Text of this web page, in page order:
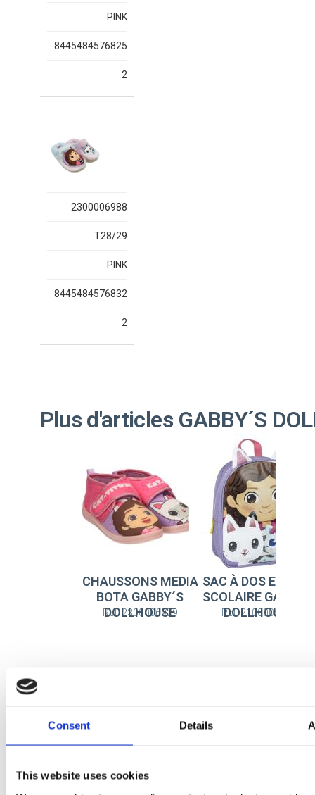
Consent Details
This website uses cookies
PINK
8445484576825
2
2300006988
T28/29
PINK
8445484576832
2
Plus d'articles GABBY´S
CHAUSSONS MEDIA
BOTA GABBY´S
DOLLHOUSE
Ref: 2300006979
SAC À DOS
SCOLAIRE
DOLLHOUSE
Ref: 2100005125